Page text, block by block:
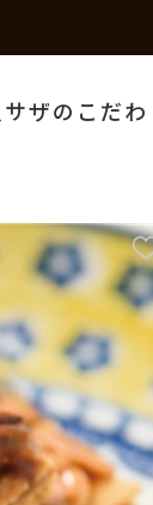
サザのこだわ